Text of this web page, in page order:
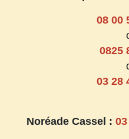
08 00
0825
03 28
Noréade Cassel :